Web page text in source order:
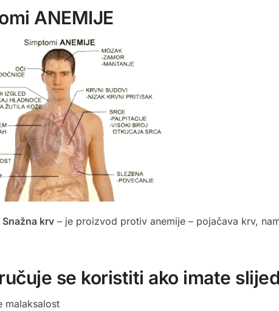
ANEMIJE
Snažna krv– je proizvod protiv anemije – pojačava krv,
se koristiti ako imate
malaksalost